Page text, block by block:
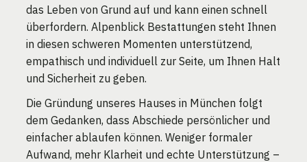
das Leben von Grund auf und kann einen schnell
überfordern. Alpenblick Bestattungen steht Ihnen
in diesen schweren Momenten unterstützend,
empathisch und individuell zur Seite, um Ihnen Halt
und Sicherheit zu geben.
Die Gründung unseres Hauses in München folgt
dem Gedanken, dass Abschiede persönlicher und
einfacher ablaufen können. Weniger formaler
Aufwand, mehr Klarheit und echte Unterstützung –